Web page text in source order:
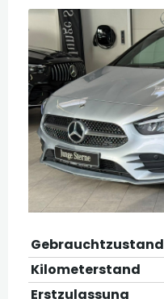
Gebrauchtzustand
Kilometerstand
Erstzulassung